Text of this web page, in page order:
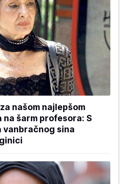
našom najlepšom
na šarm profesora: S
vanbračnog sina